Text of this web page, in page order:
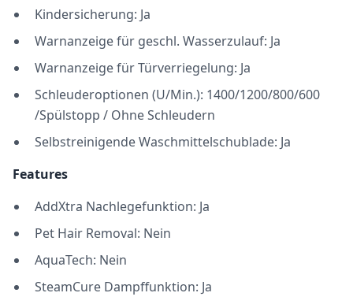
Kindersicherung: Ja
Warnanzeige für geschl. Wasserzulauf: Ja
Warnanzeige für Türverriegelung: Ja
Schleuderoptionen (U/Min.): 1400/1200/800/600
/Spülstopp / Ohne Schleudern
Selbstreinigende Waschmittelschublade: Ja
Features
AddXtra Nachlegefunktion: Ja
Pet Hair Removal: Nein
AquaTech: Nein
SteamCure Dampffunktion: Ja